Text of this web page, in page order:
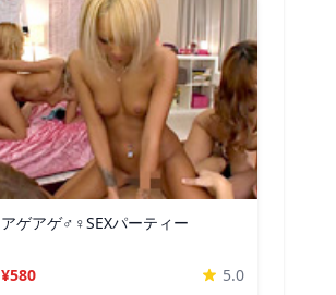
アゲアゲ♂♀SEXパーティー
¥580 5.0